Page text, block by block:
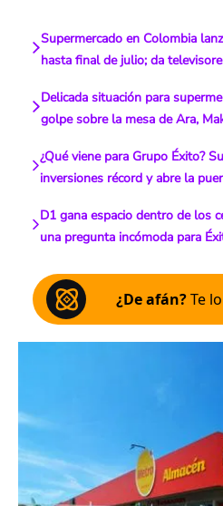
Supermercado en Colombia
hasta final de julio; da
Delicada situación para
golpe sobre la mesa de Ara,
¿Qué viene para Grupo Éxito?
inversiones récord y abre la
D1 gana espacio dentro de los
una pregunta incómoda para
¿De afán?Te